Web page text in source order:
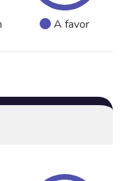
A favor